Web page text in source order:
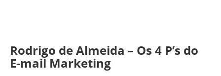
Rodrigo de Almeida – Os 4 P’s do
E-mail Marketing